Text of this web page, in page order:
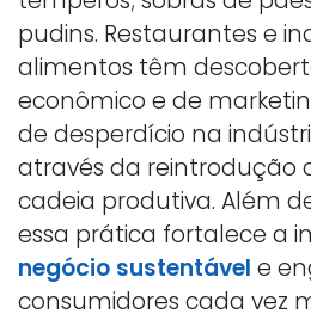
pudins. Restaurantes e
alimentos têm
econômico e de
de desperdício na
através da reintrodução
cadeia produtiva. Além
essa prática fortalece a
negócio sustentável e
consumidores cada vez